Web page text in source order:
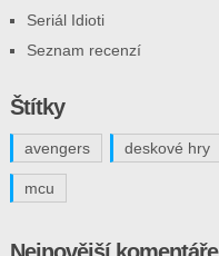
Seriál Idioti
Seznam recenzí
Štítky
avengers deskové hry
mcu